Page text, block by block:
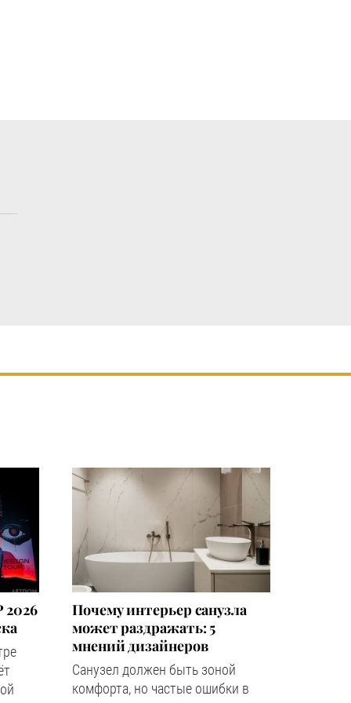
Почему интерьер санузла
может раздражать: 5
мнений дизайнеров
Санузел должен быть зоной
комфорта, но частые ошибки в